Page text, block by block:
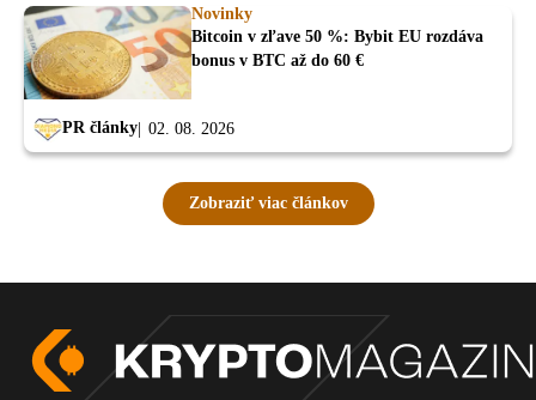
Novinky
Bitcoin v zľave 50 %: Bybit EU rozdáva
bonus v BTC až do 60 €
PR články 02. 08. 2026
Zobraziť viac článkov